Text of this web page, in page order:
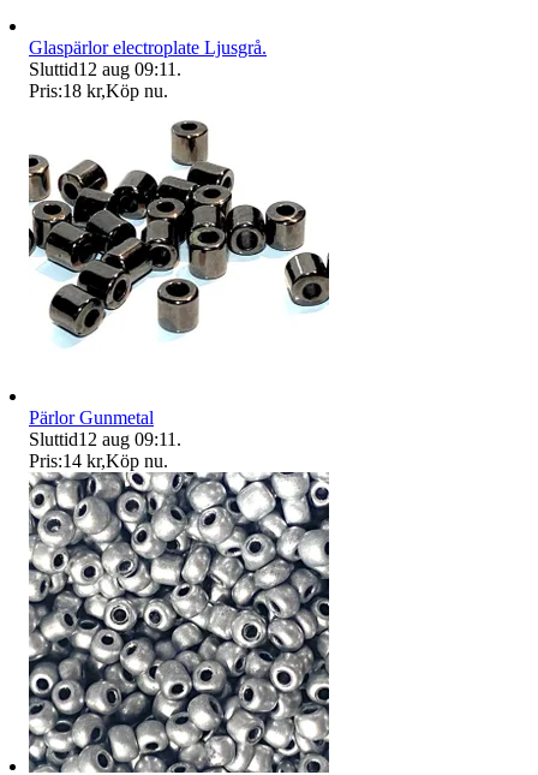
Glaspärlor electroplate Ljusgrå.
Sluttid12 aug 09:11 .
Pris:18 kr,Köp nu.
Pärlor Gunmetal
Sluttid12 aug 09:11 .
Pris:14 kr,Köp nu.